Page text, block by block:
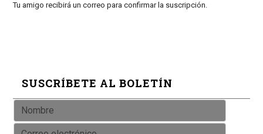
Tu amigo recibirá un correo para confirmar la suscripción.
SUSCRÍBETE AL BOLETÍN